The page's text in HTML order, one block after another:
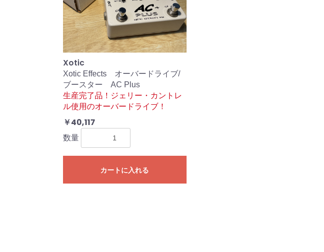
Xotic
Xotic Effects オーバードライブ/
ブースター AC Plus
生産完了品！ジェリー・カントレ
ル使用のオーバードライブ！
￥40,117
数量
カートに入れる